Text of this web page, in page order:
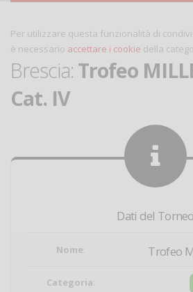
Per utilizzare questa funzionalità di
è necessario accettare i cookie della
Brescia: Trofeo
Cat. IV
Dati del Torneo
Nome: Trofeo
Categoria: